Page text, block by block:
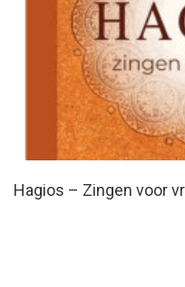
Hagios – Zingen voor